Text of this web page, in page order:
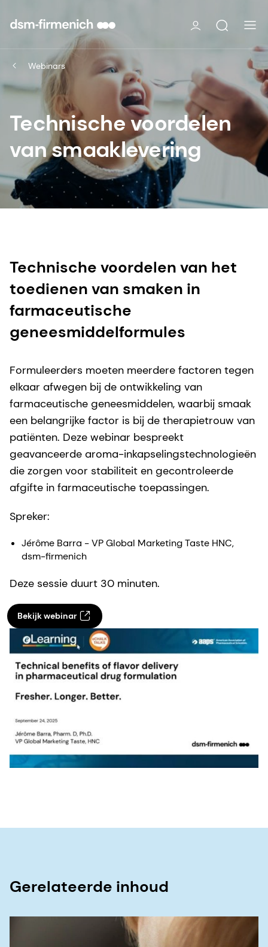
Webinars
Technische voordelen
van smaaklevering
Technische voordelen van het
toedienen van smaken in
farmaceutische
geneesmiddelformules
Formuleerders moeten meerdere factoren tegen
elkaar afwegen bij de ontwikkeling van
farmaceutische geneesmiddelen, waarbij smaak
een belangrijke factor is bij de therapietrouw van
patiënten. Deze webinar bespreekt
geavanceerde aroma-inkapselingstechnologieën
die zorgen voor stabiliteit en gecontroleerde
afgifte in farmaceutische toepassingen.
Spreker:
Jérôme Barra - VP Global Marketing Taste HNC,
dsm-firmenich
Deze sessie duurt 30 minuten.
Bekijk webinar
Gerelateerde inhoud